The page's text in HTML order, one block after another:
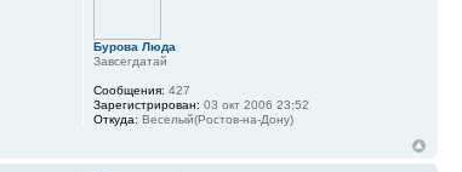
Бурова Люда
Завсегдатай
Сообщения: 427
Зарегистрирован: 03 окт 2006 23:52
Откуда: Веселый(Ростов-на-Дону)